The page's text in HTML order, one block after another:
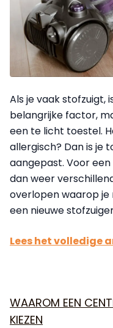
Als je vaak stofzuigt,
belangrijke factor,
een te licht toestel.
allergisch? Dan is je
aangepast. Voor
dan weer
overlopen waarop
een nieuwe
Lees het volledige
WAAROM EEN
KIEZEN